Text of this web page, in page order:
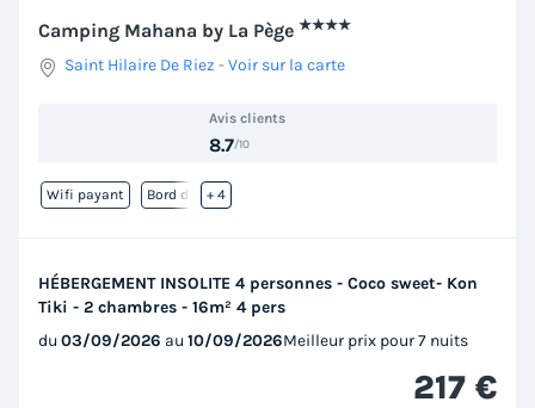
Camping Mahana by La Pège ★★★★
Saint Hilaire De Riez -Voir sur la carte
Avis clients
8.7/10
Wifi payant Bord de mer
+ 4
HÉBERGEMENT INSOLITE 4 personnes - Coco sweet- Kon
Tiki - 2 chambres - 16m² 4 pers
du 03/09/2026 au 10/09/2026Meilleur prix pour 7 nuits
217 €